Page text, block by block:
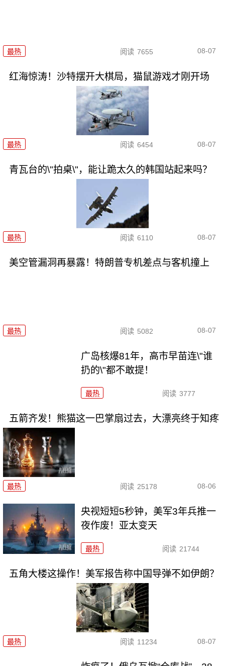
最热 阅读 7655 08-07
红海惊涛！沙特摆开大棋局，猫鼠游戏才刚开场
最热 阅读 6454 08-07
青瓦台的\"拍桌\"，能让跪太久的韩国站起来吗？
最热 阅读 6110 08-07
美空管漏洞再暴露！特朗普专机差点与客机撞上
最热 阅读 5082 08-07
广岛核爆81年，高市早苗连\"谁
扔的\"都不敢提！
最热 阅读 3777
五箭齐发！熊猫这一巴掌扇过去，大漂亮终于知疼
最热 阅读 25178 08-06
央视短短5秒钟，美军3年兵推一
夜作废！亚太变天
最热 阅读 21744
五角大楼这操作！美军报告称中国导弹不如伊朗？
最热 阅读 11234 08-07